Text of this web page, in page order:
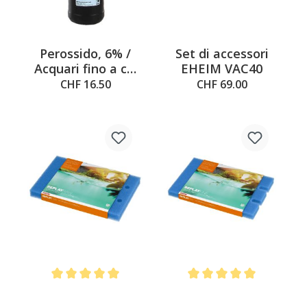
Perossido, 6% /
Acquari fino a ca.
1000L di
CHF 16.50
Set di accessori
EHEIM VAC40
CHF 69.00